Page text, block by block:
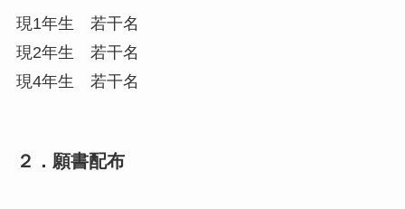
現1年生 若干名
現2年生 若干名
現4年生 若干名
２．願書配布